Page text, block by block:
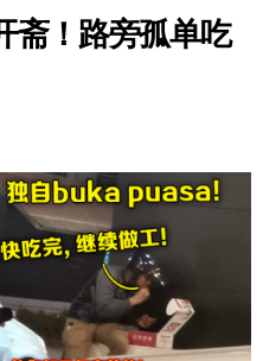
斋！路旁孤单吃